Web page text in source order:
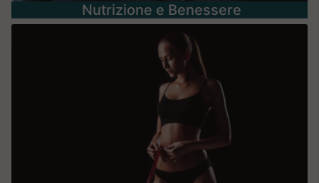
Nutrizione e Benessere